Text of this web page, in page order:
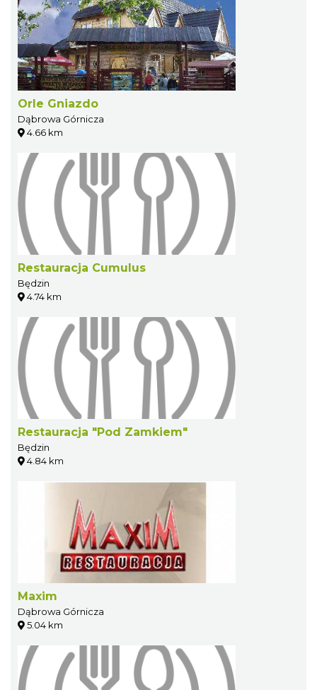
Orle Gniazdo
Dąbrowa Górnicza
4.66 km
Restauracja Cumulus
Będzin
4.74 km
Restauracja "Pod Zamkiem"
Będzin
4.84 km
Maxim
Dąbrowa Górnicza
5.04 km